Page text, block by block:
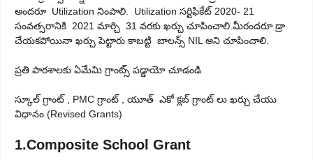
అందరూ Utilization నింపాలి. Utilization సర్టిఫికేట్ 2020- 21
సంవత్సరానికి 2021 మార్చి 31 వరకు ఖర్చు చూపించాలి.మీరందరూ డ్రా
చేయకపోయినా ఖర్చు పెట్టారు కాబట్టి బాలన్స్ NIL అని చూపించాలి.
ప్రతి పాఠశాలకు ఏమేమి గ్రాంట్స్ పడ్డాయో చూడండి
స్కూల్ గ్రాంట్ , PMC గ్రాంట్ , యూత్ ఎకో క్లబ్ గ్రాంట్ లు ఖర్చు చేయు
విధానం (Revised Grants)
1.Composite School Grant